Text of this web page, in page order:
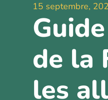
15 septembre,
de la
les
Engager un expert
Ressources